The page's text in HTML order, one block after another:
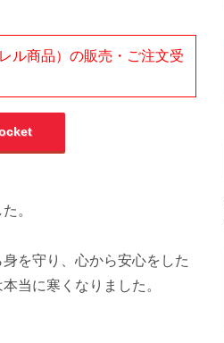
ル商品）の販売・ご注文受
。
を守り、心から安心をした
当に寒くなりました。